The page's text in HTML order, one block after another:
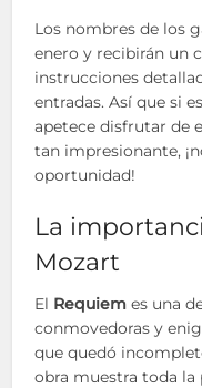
Los nombres de los
enero y recibirán un
instrucciones
entradas. Así que si
apetece disfrutar de
tan impresionante,
oportunidad!
La
Mozart
El Requiem es una
conmovedoras y
que quedó
obra muestra toda